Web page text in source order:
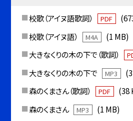
校歌（アイヌ語歌詞） PDF
校歌（アイヌ語）
M4A
(1 MB)
大きなくりの木の下で（歌詞）
大きなくりの木の下で
MP3
森のくまさん（歌詞）
PDF
(38
森のくまさん
MP3
(1 MB)